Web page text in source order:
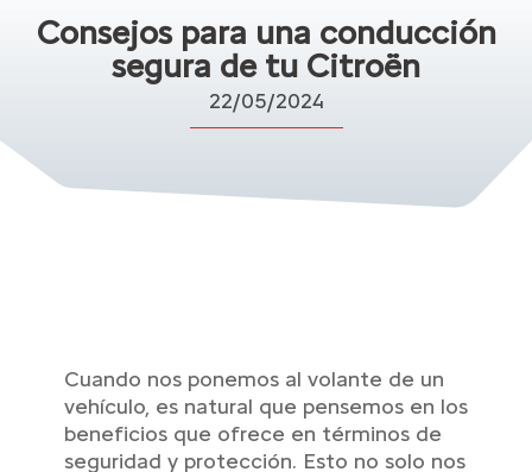
Consejos para una conducción
segura de tu Citroën
22/05/2024
Cuando nos ponemos al volante de un
vehículo, es natural que pensemos en los
beneficios que ofrece en términos de
seguridad y protección. Esto no solo nos